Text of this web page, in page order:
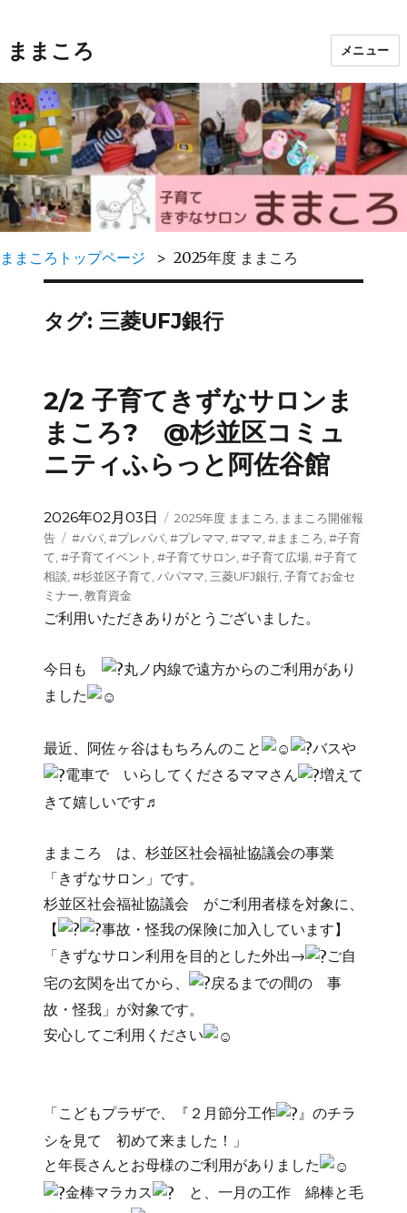
ままころ メニュー
ままころトップページ 2025年度 ままころ
タグ: 三菱UFJ銀行
2/2 子育てきずなサロンま
まころ? @杉並区コミュ
ニティふらっと阿佐谷館
投
稿
日:
2026年02月03日
カ
テ
ゴ
リ
2025年度 ままころ
ままころ開催報
告
タ
グ
#パパ, #プレパパ, #プレママ #ママ #ままころ #子育
て #子育てイベント #子育てサロン #子育て広場, #子育て
相談 #杉並区子育て パパママ 三菱UFJ銀行, 子育てお金セ
ミナー 教育資金
ご利用いただきありがとうございました。
今日も
丸ノ内線で遠方からのご利用があり
ました
最近、阿佐ヶ谷はもちろんのこと
バスや
電車で いらしてくださるママさん
増えて
きて嬉しいです♬
ままころ は、杉並区社会福祉協議会の事業
「きずなサロン」です。
杉並区社会福祉協議会 がご利用者様を対象に、
【
事故・怪我の保険に加入しています】
「きずなサロン利用を目的とした外出→
ご自
宅の玄関を出てから、
戻るまでの間の 事
故・怪我」が対象です。
安心してご利用ください
「こどもプラザで、『２月節分工作
』のチラ
シを見て 初めて来ました！」
と年長さんとお母様のご利用がありました
金棒マラカス
と、一月の工作 綿棒と毛